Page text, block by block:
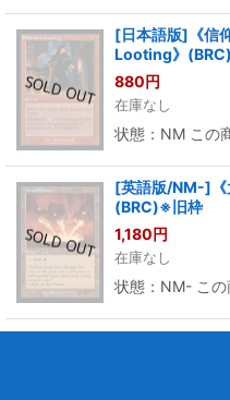
[日本語版]《信
Looting》
880円
在庫なし
状態：NM この
[英語版/NM-]《
(BRC)※旧枠
1,180円
在庫なし
状態：NM- この